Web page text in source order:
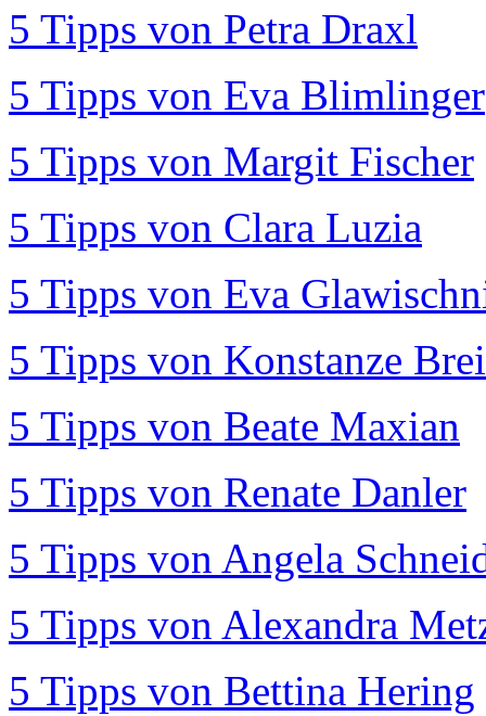
5 Tipps von Petra Draxl
5 Tipps von Eva Blimlinger
5 Tipps von Margit Fischer
5 Tipps von Clara Luzia
5 Tipps von Eva
5 Tipps von Konstanze
5 Tipps von Beate Maxian
5 Tipps von Renate Danler
5 Tipps von Angela
5 Tipps von Alexandra
5 Tipps von Bettina Hering